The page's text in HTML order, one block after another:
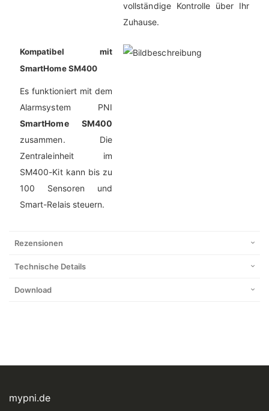
vollständige Kontrolle über Ihr
Zuhause.
Kompatibel mit
SmartHome SM400
Es funktioniert mit dem
Alarmsystem PNI
SmartHome SM400
zusammen. Die
Zentraleinheit im
SM400-Kit kann bis zu
100 Sensoren und
Smart-Relais steuern.
Rezensionen
Technische Details
Download
mypni.de